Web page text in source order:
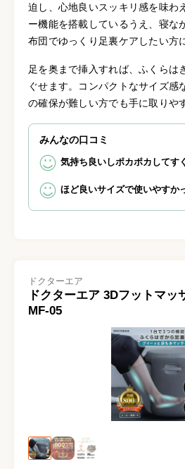
迫し、心地良いスッキリ感を味わ
ー機能を搭載しているうえ、寝な
布団でゆっくり足裏ケアしたい方
足を奥まで挿入すれば、ふくらは
ぐせます。コンパクトなサイズ感
の確保が難しい方でも手に取りや
みんなの口コミ
気持ち良いしポカポカしてす
ほど良いサイズで使いやすか
ドクターエア
ドクターエア 3Dフットマ
MF-05